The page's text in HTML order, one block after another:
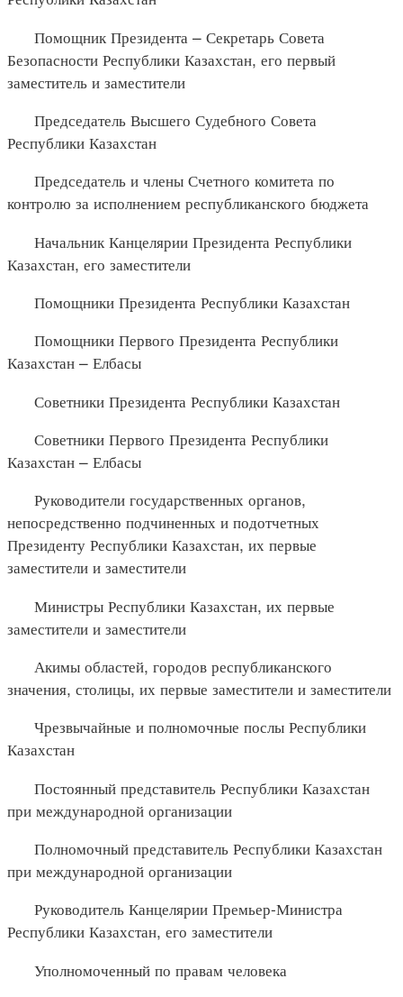
Помощник Президента – Секретарь Совета
Безопасности Республики Казахстан, его первый
заместитель и заместители
Председатель Высшего Судебного Совета
Республики Казахстан
Председатель и члены Счетного комитета по
контролю за исполнением республиканского бюджета
Начальник Канцелярии Президента Республики
Казахстан, его заместители
Помощники Президента Республики Казахстан
Помощники Первого Президента Республики
Казахстан – Елбасы
Советники Президента Республики Казахстан
Советники Первого Президента Республики
Казахстан – Елбасы
Руководители государственных органов,
непосредственно подчиненных и подотчетных
Президенту Республики Казахстан, их первые
заместители и заместители
Министры Республики Казахстан, их первые
заместители и заместители
Акимы областей, городов республиканского
значения, столицы, их первые заместители и заместители
Чрезвычайные и полномочные послы Республики
Казахстан
Постоянный представитель Республики Казахстан
при международной организации
Полномочный представитель Республики Казахстан
при международной организации
Руководитель Канцелярии Премьер-Министра
Республики Казахстан, его заместители
Уполномоченный по правам человека